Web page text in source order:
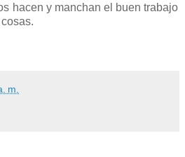
hacen y manchan el buen trabajo
m.